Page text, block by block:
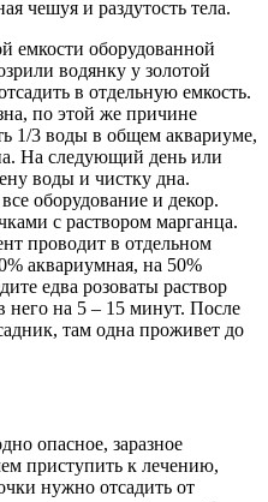
чешуя и раздутость тела.
емкости оборудованной
водянку у золотой
в отдельную емкость.
по этой же причине
1/3 воды в общем аквариуме,
На следующий день или
воды и чистку дна.
оборудование и декор.
с раствором марганца.
проводит в отдельном
аквариумная, на 50%
едва розоваты раствор
него на 5 – 15 минут. После
там одна проживет до
опасное, заразное
приступить к лечению,
нужно отсадить от